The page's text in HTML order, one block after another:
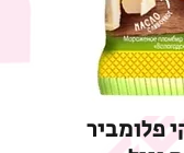
פלומביר